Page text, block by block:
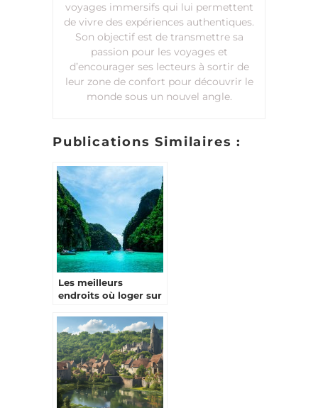
voyages immersifs qui lui permettent
de vivre des expériences authentiques.
Son objectif est de transmettre sa
passion pour les voyages et
d’encourager ses lecteurs à sortir de
leur zone de confort pour découvrir le
monde sous un nouvel angle.
Publications Similaires :
Les meilleurs
endroits où loger sur